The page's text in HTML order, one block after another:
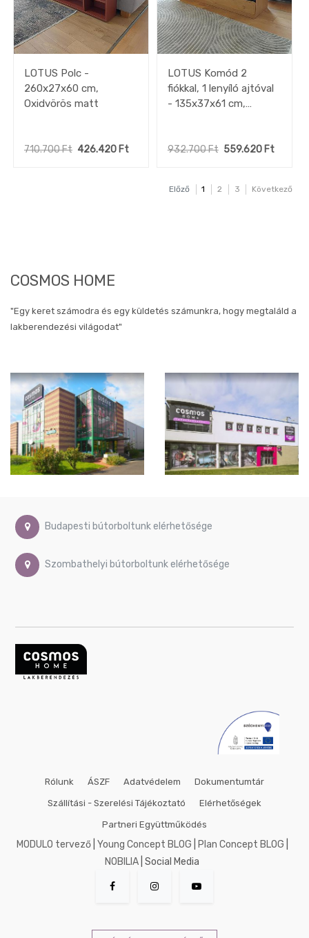
LOTUS Polc -
260x27x60 cm,
Oxidvörös matt
710.700Ft 426.420 Ft
LOTUS Komód 2
fiókkal, 1 lenyíló ajtóval
- 135x37x61 cm,
932.700Ft 559.620Ft
Előző 1 2 3 Következő
COSMOS HOME
"Egy keret számodra és egy küldetés számunkra, hogy megtaláld a
lakberendezési világodat"
Budapesti bútorboltunk elérhetősége
Szombathelyi bútorboltunk elérhetősége
Rólunk ÁSZF Adatvédelem Dokumentumtár
Szállítási - Szerelési Tájékoztató Elérhetőségek
Partneri Együttműködés
MODULO tervező| Young Concept BLOG Plan Concept BLOG
NOBILIA | Social Media